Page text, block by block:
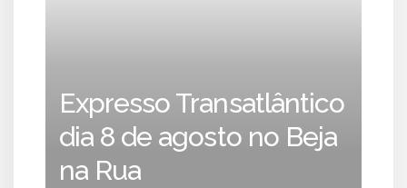
Expresso Transatlântico
dia 8 de agosto no Beja
na Rua